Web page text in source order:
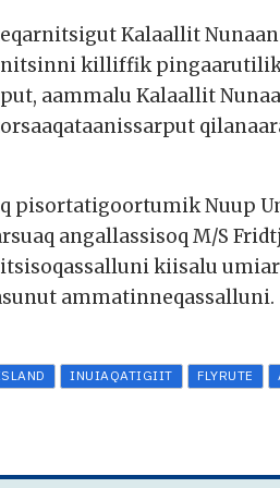
Kalaallit
killiffik
aammalu Kalaallit
pisortatigoortumik Nuup
angallassisoq M/S
kiisalu
ammatinneqassalluni.
INUIAQATIGIIT FLYRUTE